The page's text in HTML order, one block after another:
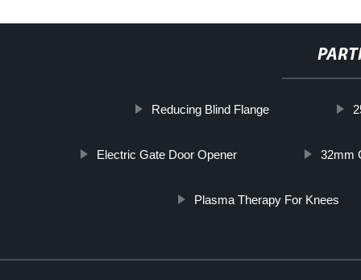
Reducing Blind Flange
Electric Gate Door Opener 32mm
Plasma Therapy For Knees